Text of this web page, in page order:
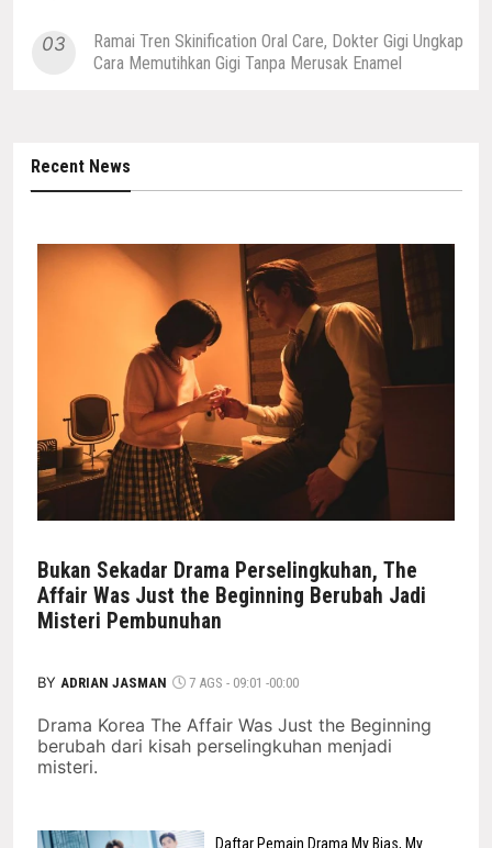
03
Ramai Tren Skinification Oral Care, Dokter Gigi Ungkap
Cara Memutihkan Gigi Tanpa Merusak Enamel
Recent News
Bukan Sekadar Drama Perselingkuhan, The
Affair Was Just the Beginning Berubah Jadi
Misteri Pembunuhan
BY ADRIAN JASMAN 7 AGS - 09:01 -00:00
Drama Korea The Affair Was Just the Beginning
berubah dari kisah perselingkuhan menjadi
misteri.
Daftar Pemain Drama My Bias, My